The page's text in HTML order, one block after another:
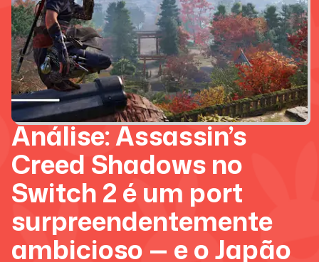
Análise: Assassin’s
Creed Shadows no
Switch 2 é um port
surpreendentemente
ambicioso — e o Japão